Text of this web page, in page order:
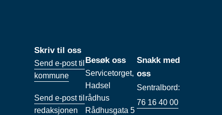
Skriv til oss
Send e-post til
kommune
Send e-post til
redaksjonen
Besøk oss
Servicetorget,
Hadsel
rådhus
Rådhusgata 5
Snakk med
oss
Sentralbord:
76 16 40 00